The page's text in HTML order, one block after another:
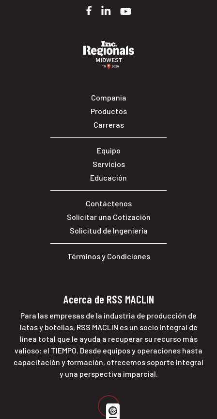
FacebookLinkedInYouTube
Compania
Productos
Carreras
Equipo
Servicios
Educación
Contáctenos
Solicitar una Cotización
Solicitud de Ingeniería
Términos y Condiciones
Acerca de RSS MACLIN
Para las empresas de la industria de producción de
latas y botellas, RSS MACLIN es un socio integral de
línea total que le ayuda a recuperar su recurso más
valioso: el TIEMPO. Desde equipos y operaciones hasta
capacitación y formación, ofrecemos soporte integral
y una perspectiva imparcial.